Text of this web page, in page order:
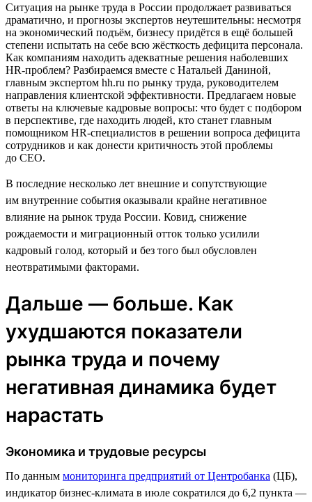
Ситуация на рынке труда в России продолжает развиваться
драматично, и прогнозы экспертов неутешительны: несмотря
на экономический подъём, бизнесу придётся в ещё большей
степени испытать на себе всю жёсткость дефицита персонала.
Как компаниям находить адекватные решения наболевших
HR-проблем? Разбираемся вместе с Натальей Даниной,
главным экспертом hh.ru по рынку труда, руководителем
направления клиентской эффективности. Предлагаем новые
ответы на ключевые кадровые вопросы: что будет с подбором
в перспективе, где находить людей, кто станет главным
помощником HR-специалистов в решении вопроса дефицита
сотрудников и как донести критичность этой проблемы
до CEO.
В последние несколько лет внешние и сопутствующие
им внутренние события оказывали крайне негативное
влияние на рынок труда России. Ковид, снижение
рождаемости и миграционный отток только усилили
кадровый голод, который и без того был обусловлен
неотвратимыми факторами.
Дальше — больше. Как
ухудшаются показатели
рынка труда и почему
негативная динамика будет
нарастать
Экономика и трудовые ресурсы
По данным мониторинга предприятий от Центробанка (ЦБ),
индикатор бизнес-климата в июле сократился до 6,2 пункта —